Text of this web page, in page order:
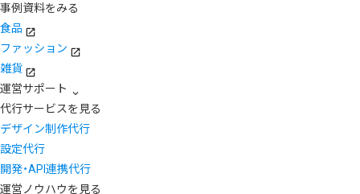
事例資料をみる
食品
ファッション
雑貨
運営サポート
代行サービスを見る
デザイン制作代行
設定代行
開発・API連携代行
運営ノウハウを見る